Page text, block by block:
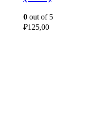
0 out of 5
₽125,00